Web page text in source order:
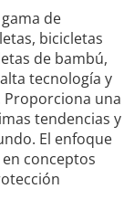
de
bicicletas
de bambú,
tecnología y
una
tendencias y
El enfoque
conceptos